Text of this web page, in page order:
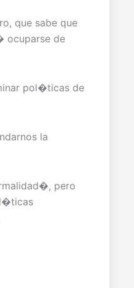
que sabe que
ocuparse de
pol�ticas de
la
pero